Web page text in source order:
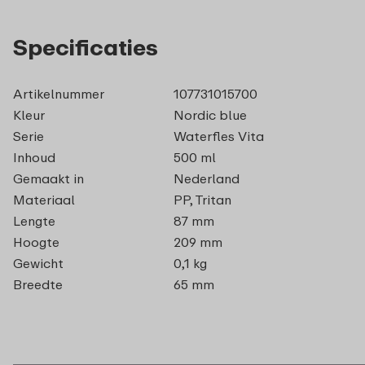
Specificaties
Artikelnummer
107731015700
Kleur
Nordic blue
Serie
Waterfles Vita
Inhoud
500 ml
Gemaakt in
Nederland
Materiaal
PP, Tritan
Lengte
87 mm
Hoogte
209 mm
Gewicht
0,1 kg
Breedte
65 mm